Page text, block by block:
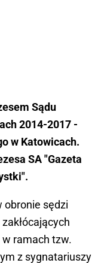
Sądu
2014-2017 -
w Katowicach.
SA "Gazeta
obronie sędzi
ramach tzw.
z sygnatariuszy